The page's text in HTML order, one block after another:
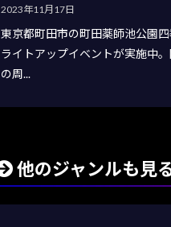
2023年11月17日
東京都町田市の町田薬師池公園
ライトアップイベントが実施中
の周...
他のジャンルも見